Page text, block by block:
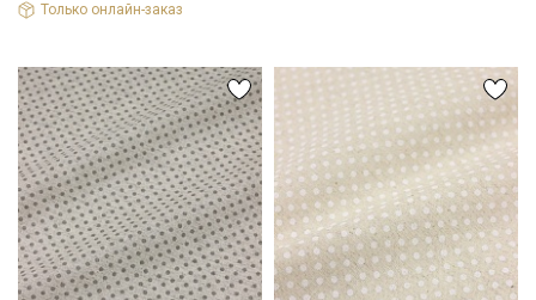
Только онлайн-заказ